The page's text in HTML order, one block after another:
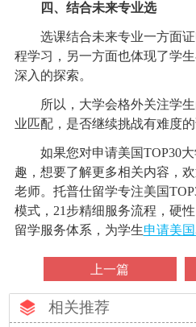
四、结合未来专业选
选课结合未来专业一方面证
程学习，另一方面也体现了学
深入的探索。
所以，大学会格外关注学生
业匹配，是否继续挑战有难度的
如果您对申请美国TOP30大
趣，想要了解更多相关内容，
老师。托普仕留学专注美国
模式，21步精细服务流程，硬
留学服务体系，为学生申请美
上一篇
相关推荐